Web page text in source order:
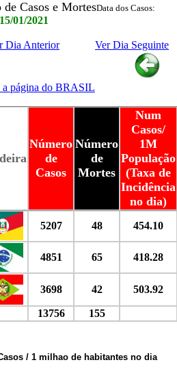
Casos e MortesData dos Casos:
15/01/2021
Dia Anterior Ver Dia Seguinte
a página do BRASIL
Número
de
Casos
Número
de
Mortes
Num
Casos/
1M
População
(Taxa de
Incidência
no dia)
5207 48 454.10
4851 65 418.28
3698 42 503.92
13756 155
/ 1 milhao de habitantes no dia